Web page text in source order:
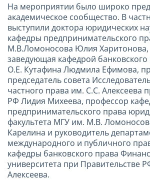
На мероприятии было широко
академическое сообщество. В
выступили доктора юридических
кафедры предпринимательского
М.В.Ломоносова Юлия Харитонова,
заведующая кафедрой
О.Е. Кутафина Людмила Ефимова,
председатель совета
частного права им. С.С. Алексеева
РФ Лидия Михеева, профессор
предпринимательского права
факультета МГУ им. М.В.
Карелина и руководитель
международного и публичного
кафедры банковского права
университета при Правительстве
Алексеева.